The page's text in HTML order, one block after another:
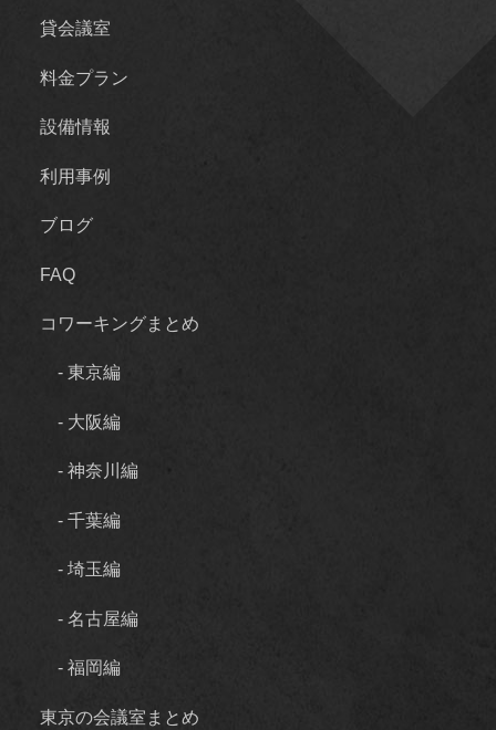
貸会議室
料金プラン
設備情報
利用事例
ブログ
FAQ
コワーキングまとめ
- 東京編
- 大阪編
- 神奈川編
- 千葉編
- 埼玉編
- 名古屋編
- 福岡編
東京の会議室まとめ